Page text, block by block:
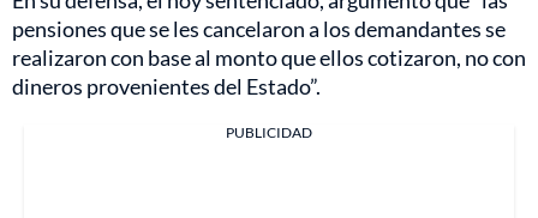
pensiones que se les cancelaron a los demandantes se
realizaron con base al monto que ellos cotizaron, no con
dineros provenientes del Estado”.
PUBLICIDAD